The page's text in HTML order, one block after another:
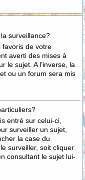
surveillance?
favoris de votre
averti des mises à
le sujet. A l’inverse, la
ou un forum sera mis
entré sur celui-ci,
surveiller un sujet,
la case du
surveiller, soit cliquer
consultant le sujet lui-